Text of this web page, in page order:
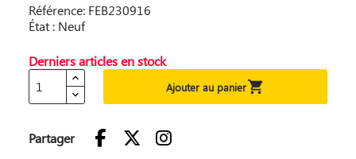
Référence: FEB230916
État : Neuf
Derniers articles en stock
Ajouter au panier
Partager